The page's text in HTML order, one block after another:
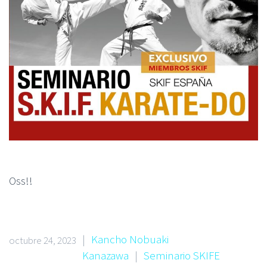
Oss!!
octubre 24, 2023 | Kancho Nobuaki
Kanazawa | Seminario SKIFE